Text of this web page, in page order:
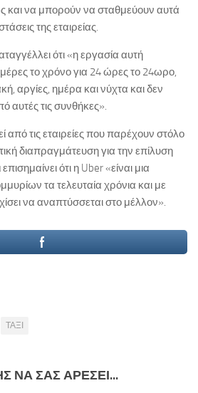
να μπορούν να σταθμεύουν αυτά
της εταιρείας.
ότι «η εργασία αυτή
το χρόνο για 24 ώρες το 24ωρο,
αργίες, ημέρα και νύχτα και δεν
αυτές τις συνθήκες».
από τις εταιρείες που παρέχουν στόλο
διαπραγμάτευση για την επίλυση
ότι η Uber «είναι μια
τα τελευταία χρόνια και με
να αναπτύσσεται στο μέλλον».
ΤΑΞΙ
ΝΑ ΣΑΣ ΑΡΈΣΕΙ...